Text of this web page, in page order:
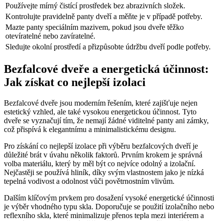
Používejte mírný čistící prostředek bez abrazivních složek.
Kontrolujte pravidelně panty dveří a měňte je v případě potřeby.
Mazte panty speciálním mazivem, pokud jsou dveře těžko
otevíratelné nebo zavíratelné.
Sledujte okolní prostředí a přizpůsobte údržbu dveří podle potřeby.
Bezfalcové dveře a energetická účinnost:
Jak získat co nejlepší izolaci
Bezfalcové dveře jsou moderním řešením, které zajišťuje nejen
estetický vzhled, ale také vysokou energetickou účinnost. Tyto
dveře se vyznačují tím, že nemají žádné viditelné panty ani zámky,
což přispívá k elegantnímu a minimalistickému designu.
Pro získání co nejlepší izolace při výběru bezfalcových dveří je
důležité brát v úvahu několik faktorů. Prvním krokem je správná
volba materiálu, který by měl být co nejvíce odolný a izolační.
Nejčastěji se používá hliník, díky svým vlastnostem jako je nízká
tepelná vodivost a odolnost vůči povětrnostním vlivům.
Dalším klíčovým prvkem pro dosažení vysoké energetické účinnosti
je výběr vhodného typu skla. Doporučuje se použití izolačního nebo
reflexního skla, které minimalizuje přenos tepla mezi interiérem a